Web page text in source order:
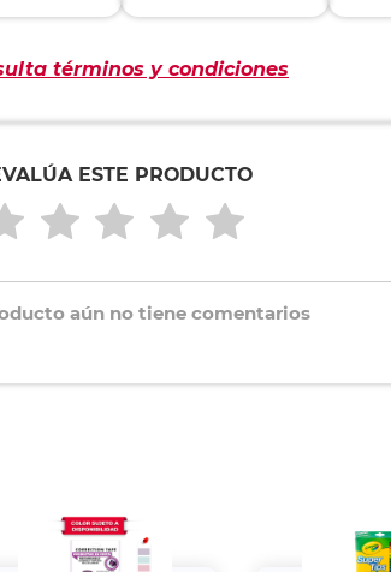
términos y condiciones
ESTE PRODUCTO
aún no tiene comentarios